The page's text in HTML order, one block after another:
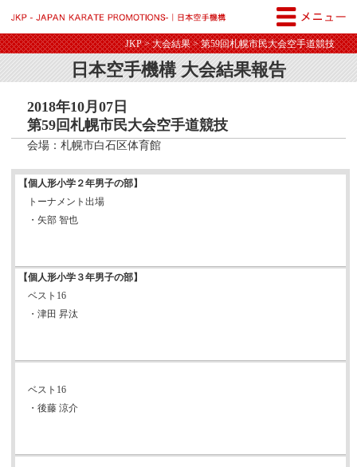
JKP>大会結果> 第59回札幌市民大会空手道競技
日本空手機構 大会結果報告
2018年10月07日
第59回札幌市民大会空手道競技
会場：札幌市白石区体育館
【個人形小学２年男子の部】
トーナメント出場
・矢部 智也
【個人形小学３年男子の部】
ベスト16
・津田 昇汰
ベスト16
・後藤 涼介